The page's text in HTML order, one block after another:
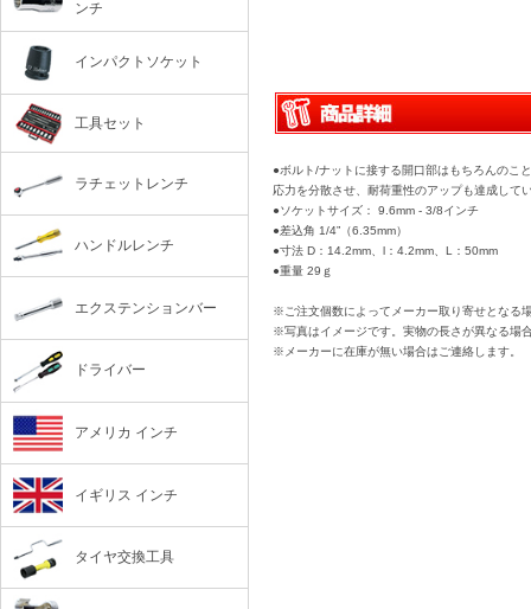
●ボルト/ナットに接する開口部はもちろんのこ
応力を分散させ、耐荷重性のアップも達成して
●ソケットサイズ： 9.6mm - 3/8インチ
●差込角 1/4”（6.35mm）
●寸法 D：14.2mm、l：4.2mm、L：50mm
●重量 29ｇ
※ご注文個数によってメーカー取り寄せとなる
※写真はイメージです。実物の長さが異なる場
※メーカーに在庫が無い場合はご連絡します。
ンチ
インパクトソケット
工具セット
ラチェットレンチ
ハンドルレンチ
エクステンションバー
ドライバー
アメリカ インチ
イギリス インチ
タイヤ交換工具